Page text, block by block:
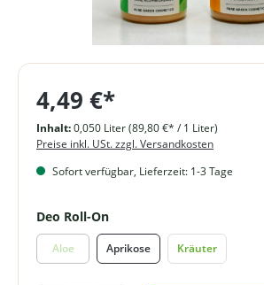
4,49 €*
Inhalt:0,050 Liter(89,80 €* / 1 Liter)
Preise inkl. USt. zzgl. Versandkosten
Sofort verfügbar, Lieferzeit: 1-3 Tage
Deo Roll-Onauswählen
Aloe
(Diese Option ist zurzeit nicht verfügbar.)
Aprikose Kräuter